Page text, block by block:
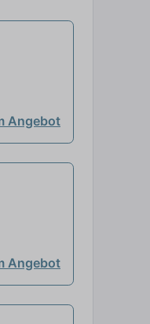
Angebot
Angebot